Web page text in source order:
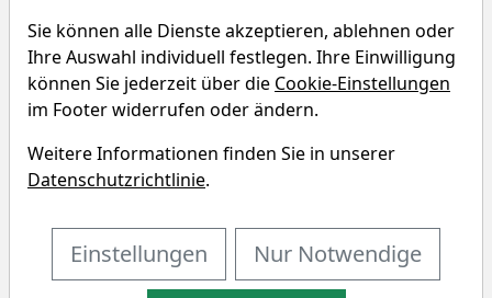
Was macht
SODASTREAM INTL?
Unternehmensprofil
SodaStream International Ltd. engages in the
manufacturing and distribution of home sparkling
makers, cylinders, flavors, and bottles. The
company was founded by Peter Wiseburgh in 1903
and is headquartered in Kfar Saba, Israel.
Sie können alle Dienste akzeptieren, ablehnen oder
Ihre Auswahl individuell festlegen. Ihre Einwilligung
können Sie jederzeit über die Cookie-Einstellungen
im Footer widerrufen oder ändern.
Weitere Informationen finden Sie in unserer
Datenschutzrichtlinie.
Einstellungen Nur Notwendige